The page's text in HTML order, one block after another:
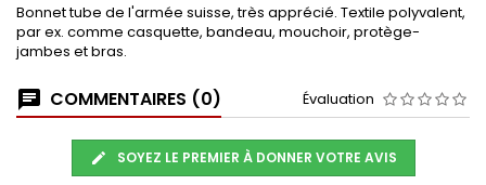
Bonnet tube de l'armée suisse, très apprécié. Textile polyvalent,
par ex. comme casquette, bandeau, mouchoir, protège-
jambes et bras.
COMMENTAIRES (0) Évaluation
SOYEZ LE PREMIER À DONNER VOTRE AVIS